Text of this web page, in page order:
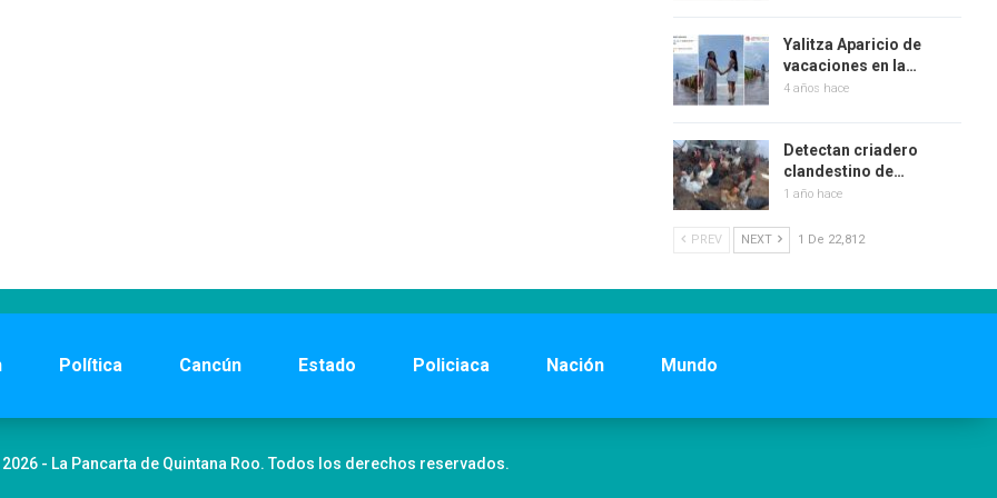
Yalitza Aparicio de
vacaciones en la…
4 años hace
Detectan criadero
clandestino de…
1 año hace
PREV NEXT 1 De 22,812
Política Cancún Estado Policiaca Nación Mundo
- La Pancarta de Quintana Roo. Todos los derechos reservados.